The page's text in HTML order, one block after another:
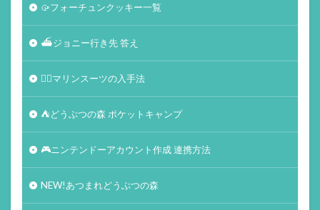
🥠フォーチュンクッキー一覧
⛴ジョニー行き先 答え
🏄‍♀️マリンスーツの入手法
⛺どうぶつの森 ポケットキャンプ
🎮ニンテンドーアカウント作成 連携方法
NEW!あつまれどうぶつの森